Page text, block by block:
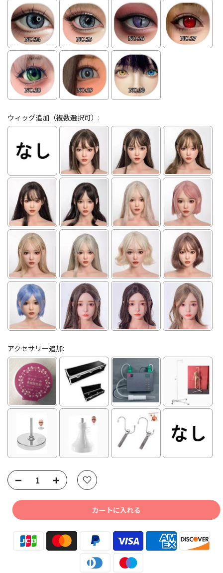
ウィッグ追加（複数選択可）:
アクセサリー追加:
Selection will add to the price
カートに入れる